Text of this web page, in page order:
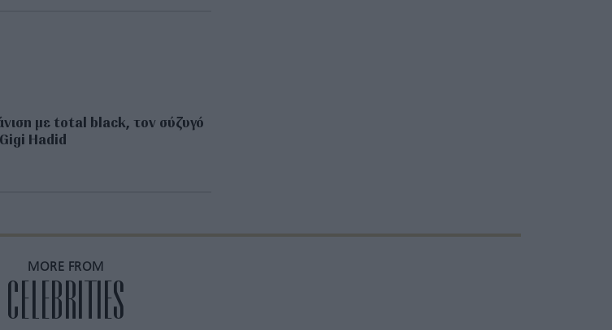
με total black, τον σύζυγό
Hadid
MORE FROM
CELEBRITIES